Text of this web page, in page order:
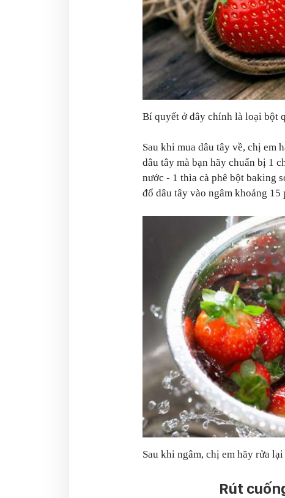
Bí quyết ở đây chính là loại bột
Sau khi mua dâu tây về, chị em
dâu tây mà bạn hãy chuẩn bị 1
nước - 1 thìa cà phê bột baking
đổ dâu tây vào ngâm khoảng 15
Sau khi ngâm, chị em hãy rửa
Rút